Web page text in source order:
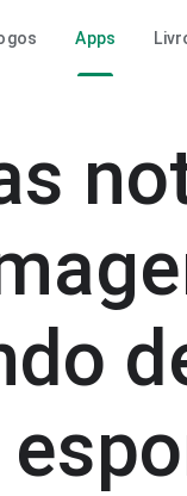
Apps